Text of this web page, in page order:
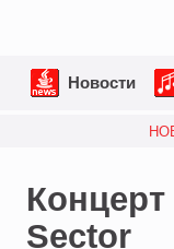
Новости
Концерт
Sector